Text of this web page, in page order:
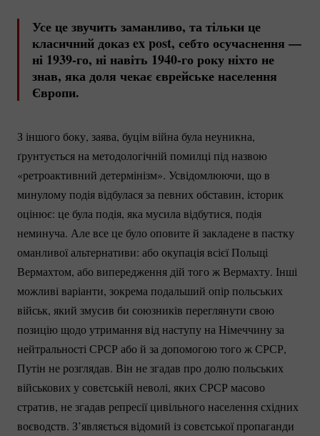
Усе це звучить заманливо, та тільки це
класичний доказ ex post, себто осучаснення —
ні 1939-го, ні навіть 1940-гороку ніхто не
знав, яка доля чекає єврейське населення
Європи.
З іншого боку, заява, буцім війна була неуникна,
ґрунтується на методологічній помилці під назвою
«ретроактивний детермінізм». Усвідомлюючи, що в
минулому подія відбулася за певних обставин, історик
оцінює: це була подія, яка мусила відбутися, подія
неминуча. Але все це було оповите й закладене в пастку
оманливої альтернативи: або окупація всієї Польщі
Вермахтом, або випередження дій того ж Вермахту. Інші
можливі варіанти, зокрема подальший опір польських
військ, який змусив би союзників переглянути свою
позицію щодо утримання від наступу на Німеччину за
нейтральності СРСР або й за допомогою того ж СРСР,
Путін не розглядав. Він не згадав про долю польських
військових у совєтській неволі, яких СРСР масово
стратив, не згадав репресії цивільного населення східних
воєводств. З’являється відомий із совєтської пропаганди